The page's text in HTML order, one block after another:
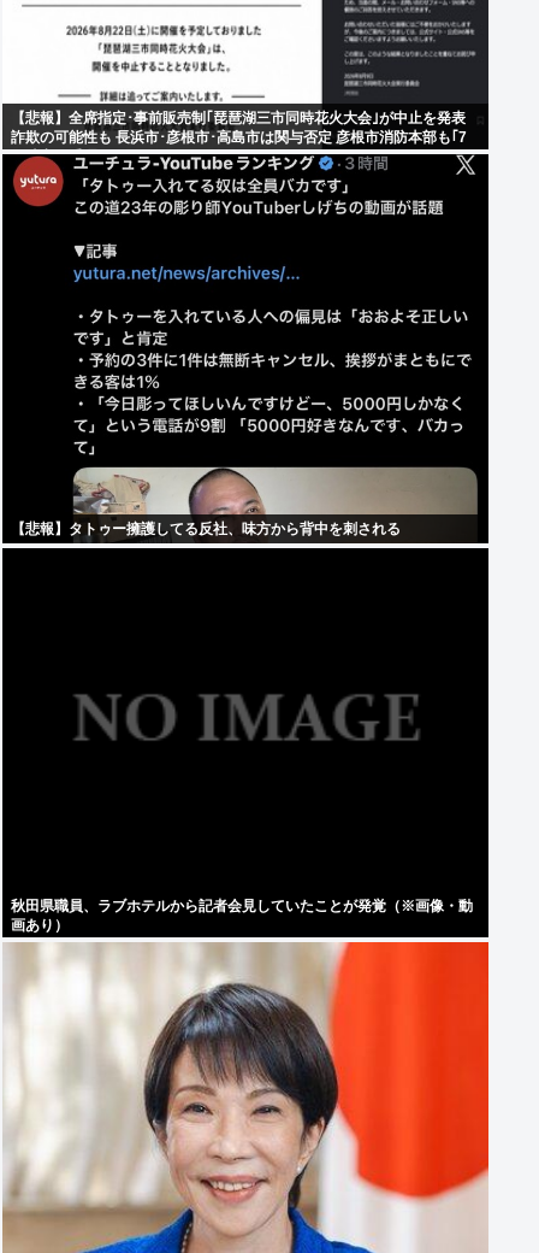
【悲報】全席指定･事前販売制｢琵琶湖三市同時花火大会｣が中止を発表
詐欺の可能性も 長浜市･彦根市･高島市は関与否定 彦根市消防本部も｢7
日時点で受理していない｣
【悲報】タトゥー擁護してる反社、味方から背中を刺される
秋田県職員、ラブホテルから記者会見していたことが発覚（※画像・動
画あり）